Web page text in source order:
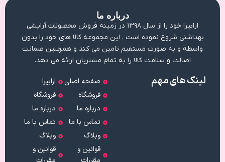
لینک های مهم
صفحه اصلی
فروشگاه
درباره ما
تماس با ما
وبلاگ
قوانین و
ارابیرا
فروشگاه
درباره ما
تماس با ما
وبلاگ
قوانین و
درباره ما
ارابیرا خود را از سال ۱۳۹۸ در زمینه فروش محصولات آرایشی
بهداشتی شروع نموده است . این مجموعه کالا های خود را بدون
واسطه و به صورت مستقیم تامین می کند و همچنین ضمانت
اصالت و سلامت کالا را به تمام مشتریان ارائه می دهد.